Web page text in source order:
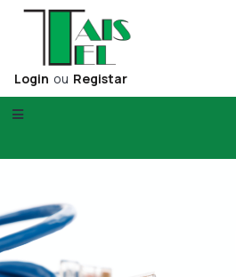
Login ou Registar